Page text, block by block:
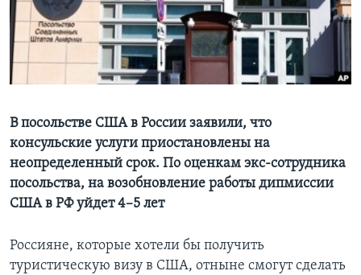
Learning English
СОЦИАЛЬНЫЕ СЕТИ
Языки
В посольстве США в России заявили, что
консульские услуги приостановлены на
неопределенный срок. По оценкам экс-сотрудника
посольства, на возобновление работы дипмиссии
США в РФ уйдет 4–5 лет
Россияне, которые хотели бы получить
туристическую визу в США, отныне смогут сделать